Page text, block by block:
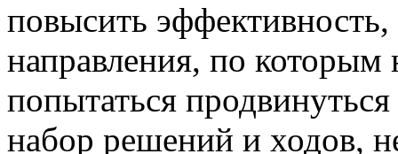
повысить
направления, по которым
попытаться
набор решений и ходов,